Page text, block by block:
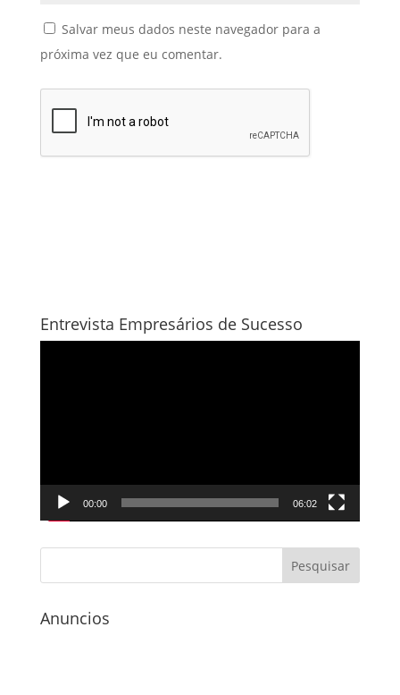
Salvar meus dados neste navegador para a
próxima vez que eu comentar.
Entrevista Empresários de Sucesso
00:00 06:02
Anuncios